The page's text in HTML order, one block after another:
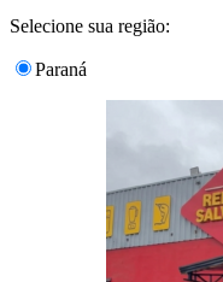
Selecione sua região:
Paraná